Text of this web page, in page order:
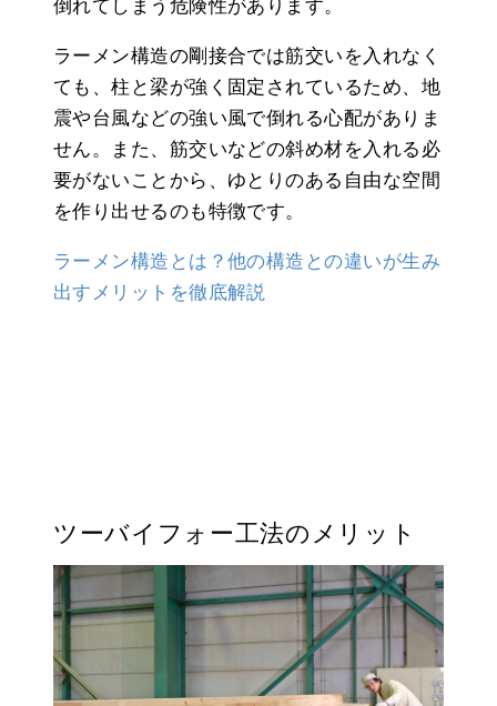
倒れてしまう危険性があります。
ラーメン構造の剛接合では筋交いを入れなく
ても、柱と梁が強く固定されているため、地
震や台風などの強い風で倒れる心配がありま
せん。また、筋交いなどの斜め材を入れる必
要がないことから、ゆとりのある自由な空間
を作り出せるのも特徴です。
ラーメン構造とは？他の構造との違いが生み
出すメリットを徹底解説
ツーバイフォー工法のメリット